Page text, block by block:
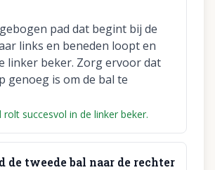
pad dat begint bij de
links en beneden loopt en
linker beker. Zorg ervoor dat
genoeg is om de bal te
rolt succesvol in de linker beker.
de tweede bal naar de rechter